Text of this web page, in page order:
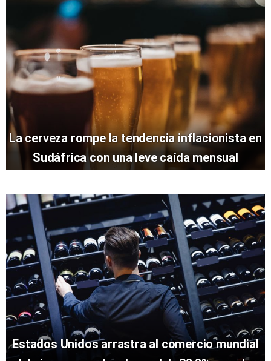
La cerveza rompe la tendencia inflacionista en
Sudáfrica con una leve caída mensual
Estados Unidos arrastra al comercio mundial